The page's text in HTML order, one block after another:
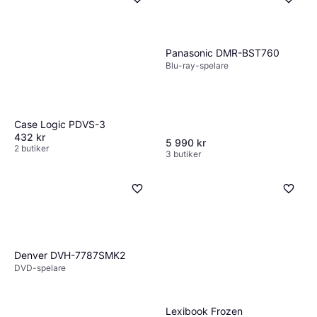
Case Logic PDVS-3
432 kr
2 butiker
Panasonic DMR-BST760
Blu-ray-spelare
5 990 kr
3 butiker
Denver DVH-7787SMK2
DVD-spelare
Lexibook Frozen